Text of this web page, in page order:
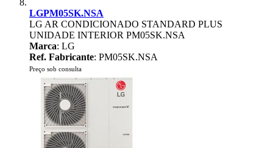
LGPM05SK.NSA
LG AR CONDICIONADO STANDARD PLUS
UNIDADE INTERIOR PM05SK.NSA
Marca: LG
Ref. Fabricante: PM05SK.NSA
Preço sob consulta